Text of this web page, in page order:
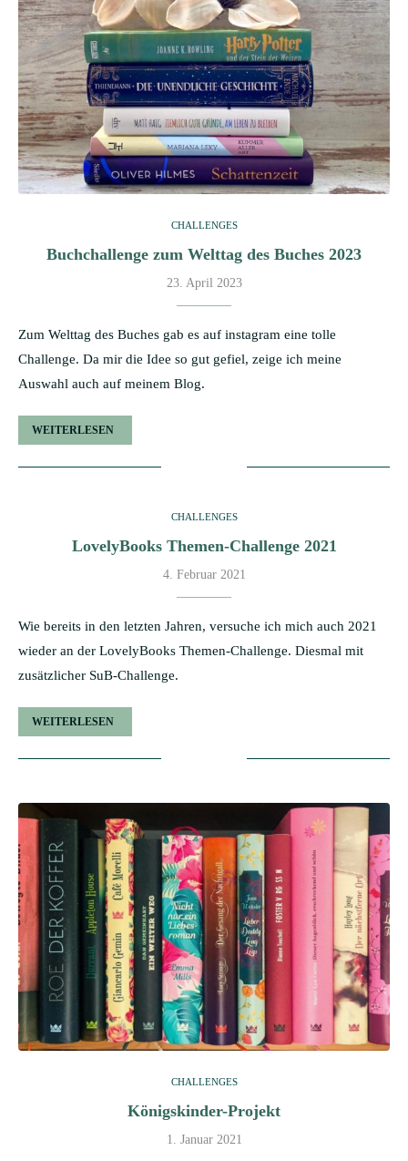
CHALLENGES
Buchchallenge zum Welttag des Buches 2023
23. April 2023
Zum Welttag des Buches gab es auf instagram eine tolle
Challenge. Da mir die Idee so gut gefiel, zeige ich meine
Auswahl auch auf meinem Blog.
WEITERLESEN
CHALLENGES
LovelyBooks Themen-Challenge 2021
4. Februar 2021
Wie bereits in den letzten Jahren, versuche ich mich auch 2021
wieder an der LovelyBooks Themen-Challenge. Diesmal mit
zusätzlicher SuB-Challenge.
WEITERLESEN
CHALLENGES
Königskinder-Projekt
1. Januar 2021